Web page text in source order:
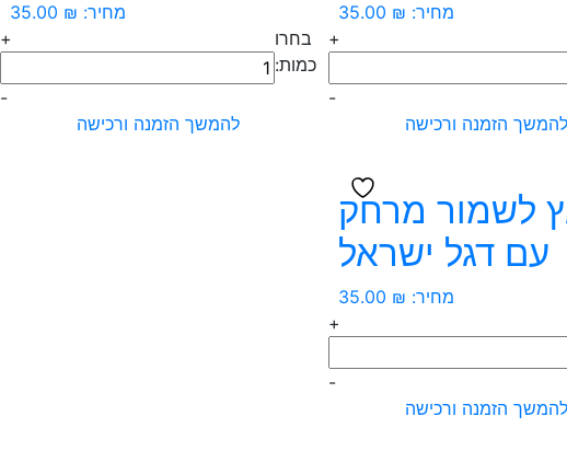
מחיר: 35.00 ₪
+
-
להמשך הזמנה ורכישה
מחיר: 35.00 ₪
בחרו
כמות:
+
כמות
של
-
להמשך הזמנה ורכישה
לשמור מרחק
עם דגל ישראל
מחיר: 35.00 ₪
+
-
להמשך הזמנה ורכישה